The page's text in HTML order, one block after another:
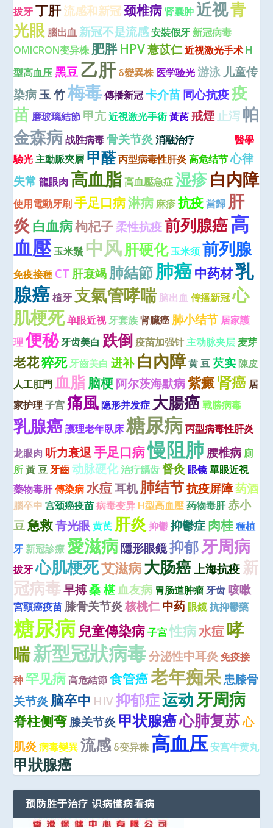
拔牙 丁肝流感和新冠颈椎病 肾囊肿 近视青
光眼 腦出血 新冠不是流感 安裝假牙 新冠病毒
OMICRON变异株 肥胖HPV薏苡仁近视激光手术 H
型高血压 黑豆乙肝 δ變異株 医学验光 游泳 儿童传
染病玉 竹梅毒 傳播新冠 卡介苗同心抗疫疫
苗 磨玻璃結節 甲亢 近視激光手術黃芪 戒煙止泻帕
金森病 战胜病毒 骨关节炎 消融治疗
醫學
驗光 主動脈夾層 甲醛丙型病毒性肝炎 高危结节 心律
失常 龍眼肉 高血脂 高血壓急症 湿疹白内障
使用電動牙刷 手足口病淋病 麻疹 抗疫 當歸 肝
炎白血病枸杞子柔性抗疫前列腺癌高
血壓玉米鬚 中风肝硬化玉米须 前列腺
免疫接種 CT 肝衰竭肺結節肺癌中药材乳
腺癌 植牙 支氣管哮喘 脑出血 传播新冠 心
肌梗死单眼近视牙套族 肾臟癌 肺小结节 居家護
理 便秘牙齿美白 跌倒 疫苗加强针主动脉夹层 麦芽
老花猝死牙齒美白 进补 白內障黄 豆 芡实 陳皮
人工肛門 血脂脑梗阿尔茨海默病紫癜肾癌 居
家护理 子宫 痛風 隐形并发症 大腸癌 戰勝病毒
乳腺癌 護理老年臥床糖尿病 丙型病毒性肝炎
龙眼肉 听力衰退手足口病慢阻肺腰椎病 廁
所 黃 豆 牙齒 动脉硬化治疗龋齿 督灸 眼镜單眼近視
藥物毒肝傳染病 水痘耳机肺结节抗疫屏障药酒
腦卒中 宫颈癌疫苗 病毒变异 H型高血壓 药物毒肝赤小
豆急救青光眼 黄芪 肝炎 抑鬱 抑鬱症肉桂 種植
牙 新冠診療 愛滋病隱形眼鏡抑郁牙周病
拔牙 心肌梗死艾滋病大肠癌上海抗疫新
冠病毒早搏桑 椹血友病 胃肠道肿瘤 牙齿 咳嗽
宮頸癌疫苗 膝骨关节炎 核桃仁中药 眼鏡抗抑鬱藥
糖尿病 兒童傳染病 子宮 性病水痘哮
喘新型冠狀病毒分泌性中耳炎 免疫接
种 罕见病 高危結節 食管癌老年痴呆患膝骨
关节炎 脑卒中 HIV抑郁症运动牙周病
脊柱侧弯膝关节炎 甲状腺癌心肺复苏心
肌炎 病毒變異 流感 δ变异株 高血压 安宫牛黄丸
甲狀腺癌
预防胜于治疗 识病懂病看病